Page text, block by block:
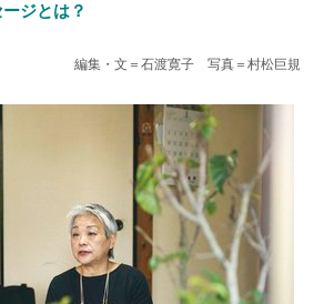
ジとは？
編集・文＝石渡寛子 写真＝村松巨規